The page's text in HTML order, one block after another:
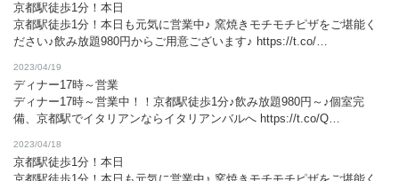
京都駅徒歩1分！本日
京都駅徒歩1分！本日も元気に営業中♪ 窯焼きモチモチピザをご堪能く
ださい♪飲み放題980円からご用意ございます♪ https://t.co/…
2023/04/19
ディナー17時～営業
ディナー17時～営業中！！京都駅徒歩1分♪飲み放題980円～♪個室完
備、京都駅でイタリアンならイタリアンバルへ https://t.co/Q…
2023/04/18
京都駅徒歩1分！本日